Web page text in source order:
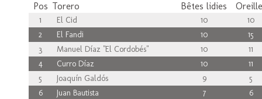
Pos Torero Bêtes lidies
1 El Cid 10
10
2
El Fandi 10
15
3
Manuel Díaz "El Cordobés" 10
11
4
Curro Díaz 10
11
5
Joaquín Galdós 9
5
6
Juan Bautista 7
6